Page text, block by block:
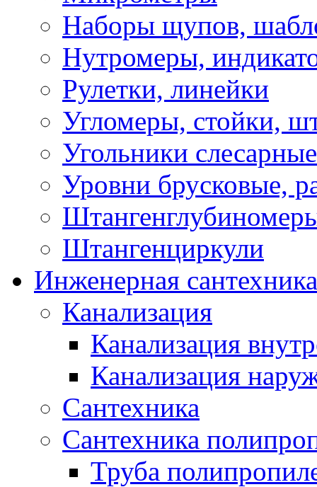
Наборы щупов,
Нутромеры,
Рулетки, линейки
Угломеры, стойки,
Угольники слесарные
Уровни брусковые,
Штангенциркули
Инженерная сантехника
Канализация
Канализация
Канализация
Сантехника
Сантехника
Труба